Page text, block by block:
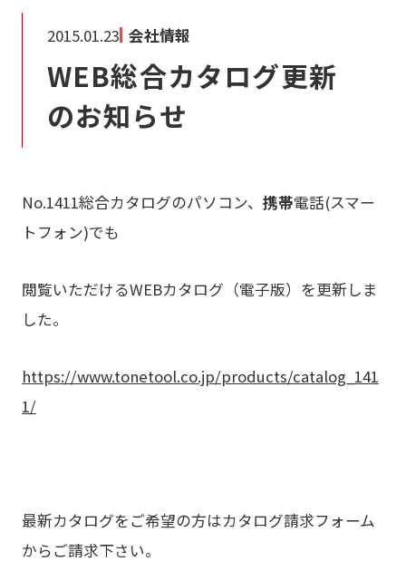
2015.01.23 会社情報
WEB総合カタログ更新
のお知らせ
No.1411総合カタログのパソコン、 携帯電話(スマー
トフォン)でも
閲覧いただけるWEBカタログ（電子版）を更新しま
した。
https://www.tonetool.co.jp/products/catalog_141
1/
最新カタログをご希望の方はカタログ請求フォーム
からご請求下さい。